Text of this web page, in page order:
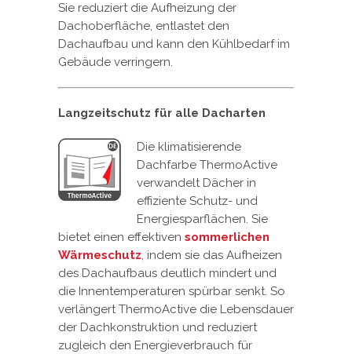
Sie reduziert die Aufheizung der
Dachoberfläche, entlastet den
Dachaufbau und kann den Kühlbedarf im
Gebäude verringern.
Langzeitschutz für alle Dacharten
Die klimatisierende
Dachfarbe ThermoActive
verwandelt Dächer in
effiziente Schutz- und
Energiesparflächen. Sie
bietet einen effektiven sommerlichen
Wärmeschutz, indem sie das Aufheizen
des Dachaufbaus deutlich mindert und
die Innentemperaturen spürbar senkt. So
verlängert ThermoActive die Lebensdauer
der Dachkonstruktion und reduziert
zugleich den Energieverbrauch für